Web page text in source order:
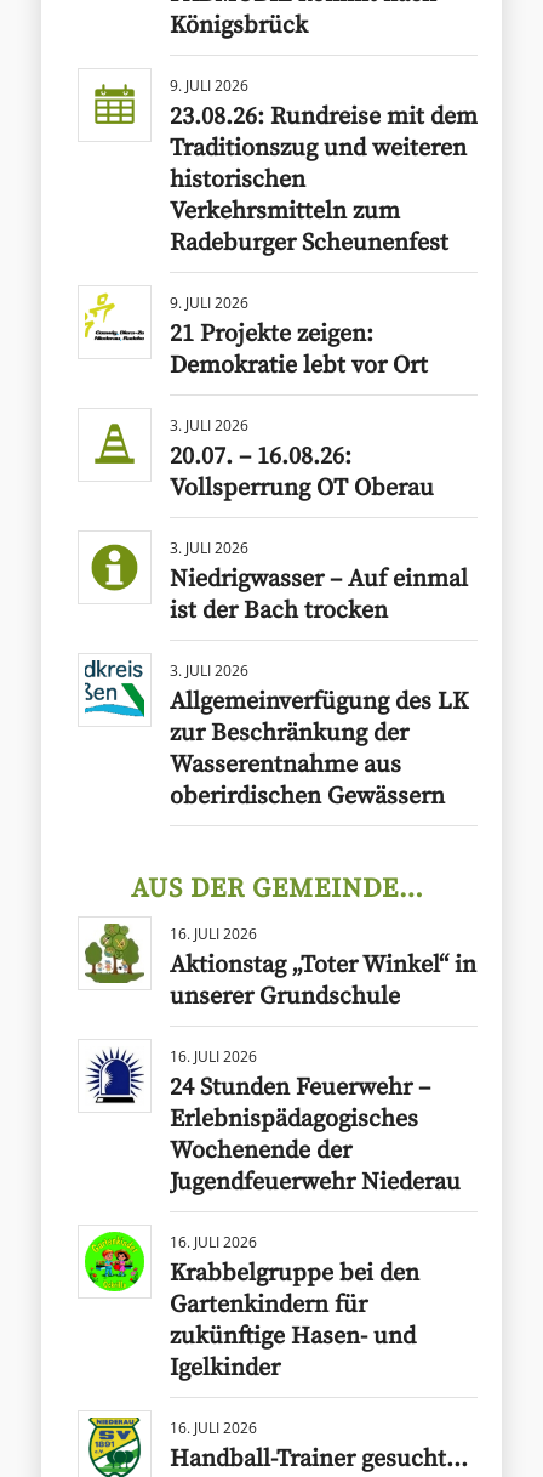
Königsbrück
9. JULI 2026
23.08.26: Rundreise mit dem
Traditionszug und weiteren
historischen
Verkehrsmitteln zum
Radeburger Scheunenfest
9. JULI 2026
21 Projekte zeigen:
Demokratie lebt vor Ort
3. JULI 2026
20.07. – 16.08.26:
Vollsperrung OT Oberau
3. JULI 2026
Niedrigwasser – Auf einmal
ist der Bach trocken
3. JULI 2026
Allgemeinverfügung des LK
zur Beschränkung der
Wasserentnahme aus
oberirdischen Gewässern
AUS DER GEMEINDE…
16. JULI 2026
Aktionstag „Toter Winkel“ in
unserer Grundschule
16. JULI 2026
24 Stunden Feuerwehr –
Erlebnispädagogisches
Wochenende der
Jugendfeuerwehr Niederau
16. JULI 2026
Krabbelgruppe bei den
Gartenkindern für
zukünftige Hasen- und
Igelkinder
16. JULI 2026
Handball-Trainer gesucht…